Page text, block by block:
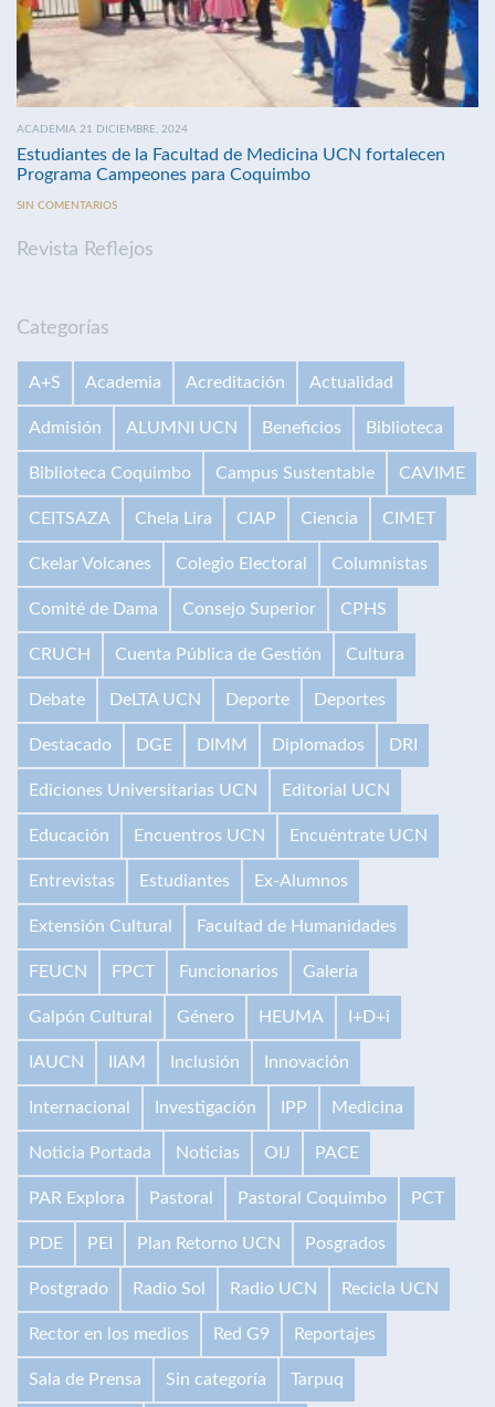
ACADEMIA 21 DICIEMBRE, 2024
Estudiantes de la Facultad de Medicina UCN fortalecen
Programa Campeones para Coquimbo
SIN COMENTARIOS
Revista Reflejos
Categorías
A+S Academia Acreditación Actualidad
Admisión ALUMNI UCN Beneficios Biblioteca
Biblioteca Coquimbo Campus Sustentable CAVIME
CEITSAZA Chela Lira CIAP Ciencia CIMET
Ckelar Volcanes Colegio Electoral Columnistas
Comité de Dama Consejo Superior CPHS
CRUCH Cuenta Pública de Gestión Cultura
Debate DeLTA UCN Deporte Deportes
Destacado DGE DIMM Diplomados DRI
Ediciones Universitarias UCN Editorial UCN
Educación Encuentros UCN Encuéntrate UCN
Entrevistas Estudiantes Ex-Alumnos
Extensión Cultural Facultad de Humanidades
FEUCN FPCT Funcionarios Galería
Galpón Cultural Género HEUMA I+D+i
IAUCN IIAM Inclusión Innovación
Internacional Investigación IPP Medicina
Noticia Portada Noticias OIJ PACE
PAR Explora Pastoral Pastoral Coquimbo PCT
PDE PEI Plan Retorno UCN Posgrados
Postgrado Radio Sol Radio UCN Recicla UCN
Rector en los medios Red G9 Reportajes
Sala de Prensa Sin categoría Tarpuq